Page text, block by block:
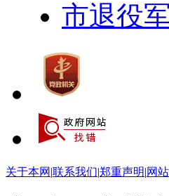
市退役
关于本网 |联系我们|郑重声明|网